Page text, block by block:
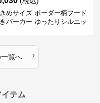
めサイズ ボーダー柄フード
パーカー ゆったりシルエッ
覧へ ›
テム